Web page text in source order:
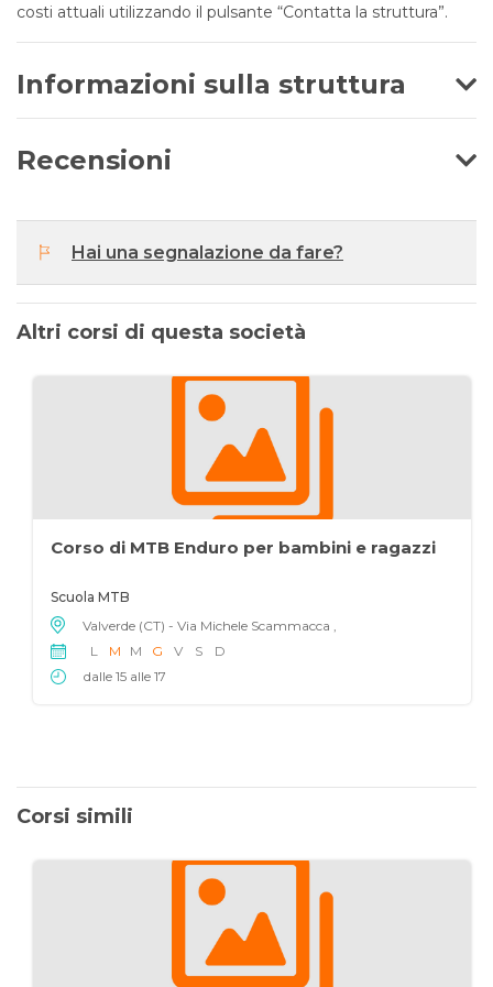
costi attuali utilizzando il pulsante “Contatta la struttura”.
Informazioni sulla struttura
Recensioni
Hai una segnalazione da fare?
Altri corsi di questa società
Corso di MTB Enduro per bambini e ragazzi
Scuola MTB
Valverde (CT) - Via Michele Scammacca ,
L
M M G V S
D
dalle 15 alle 17
Corsi simili